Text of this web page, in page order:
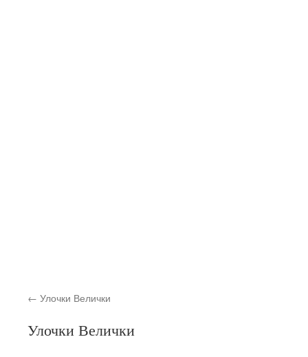
Улочки Велички
Улочки Велички